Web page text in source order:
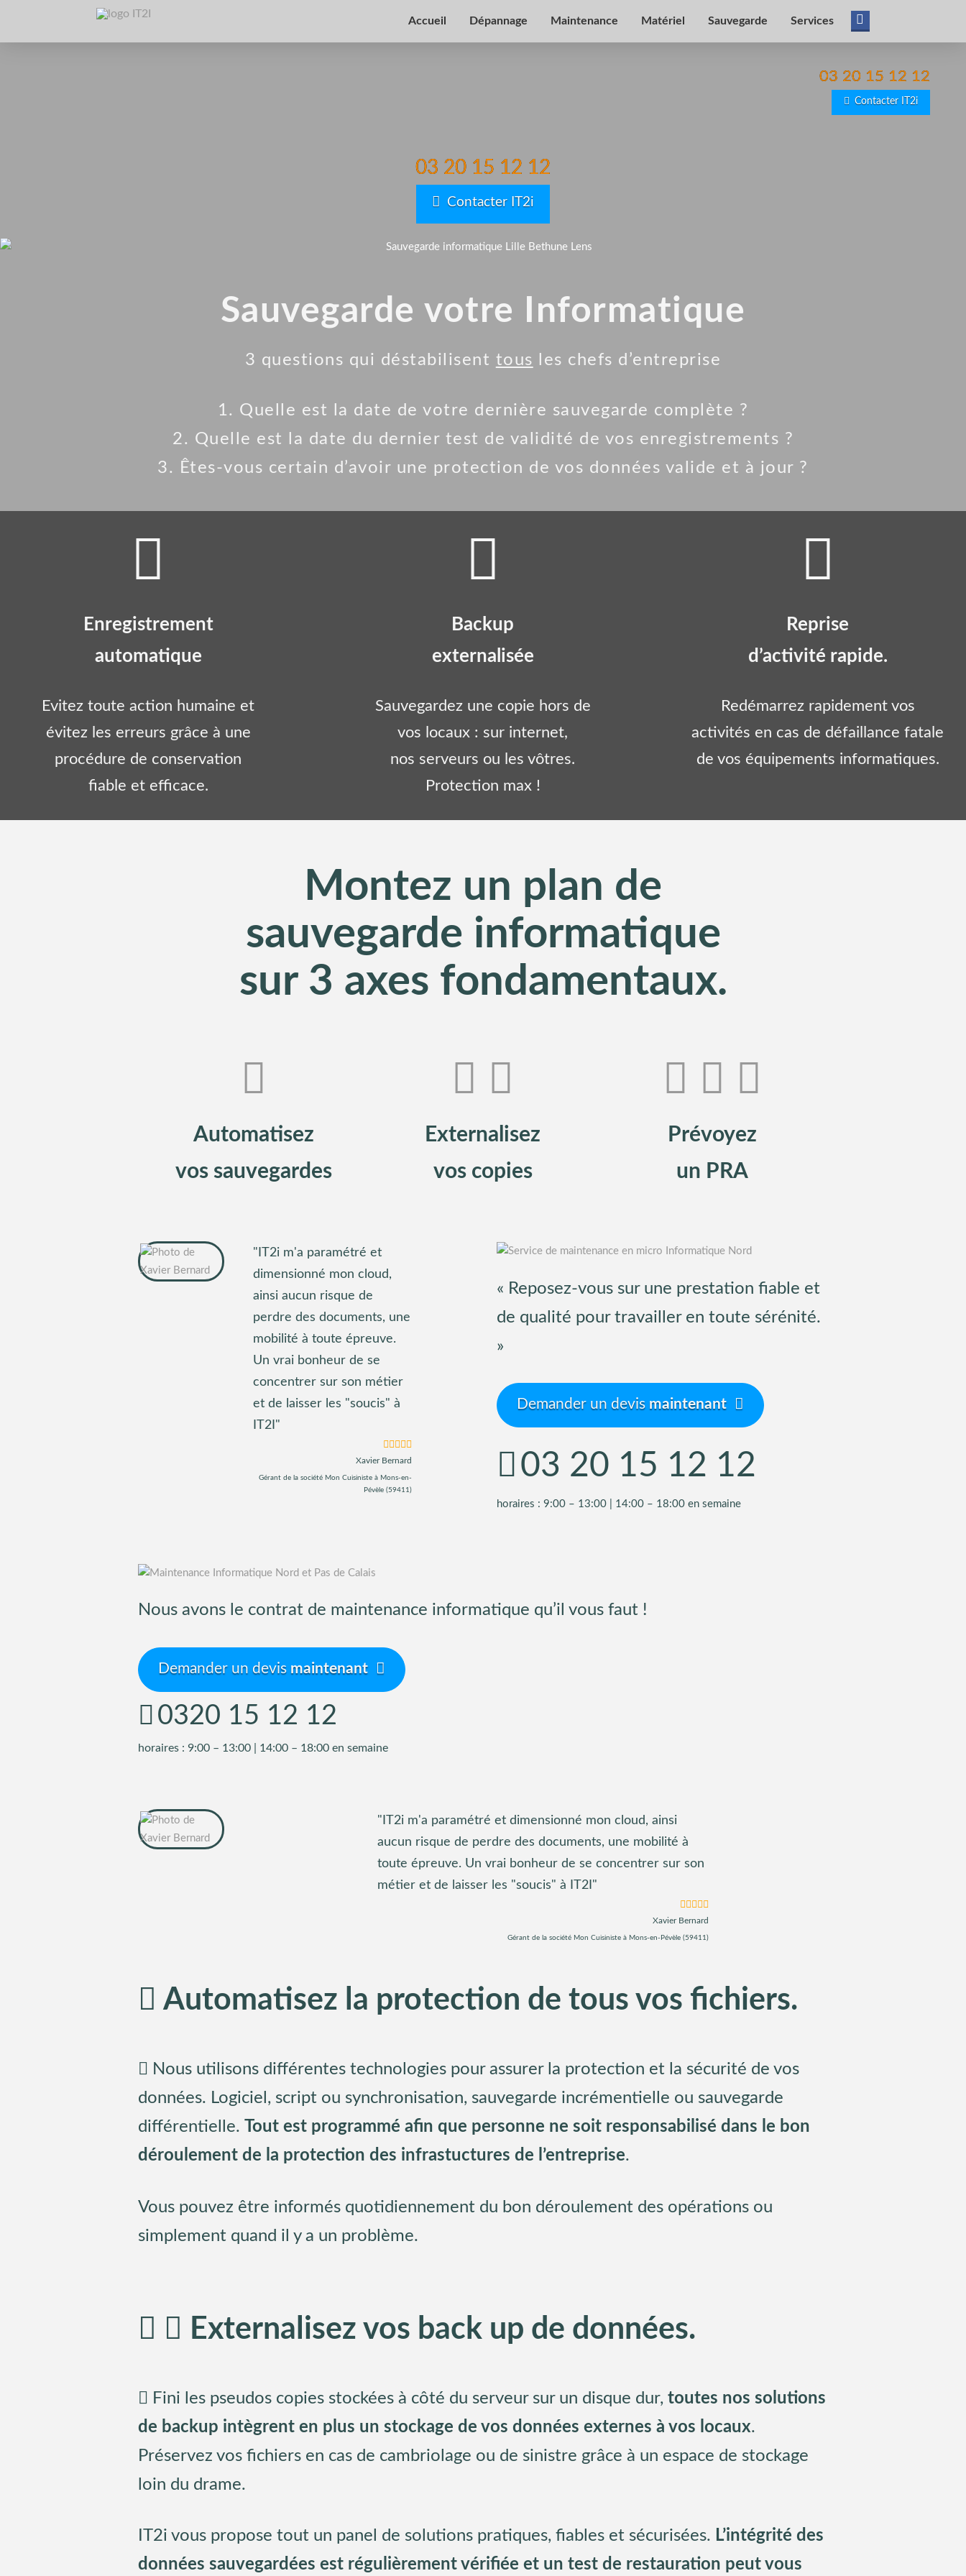
Accueil Dépannage Maintenance Matériel Sauvegarde Services
03 20 15 12 12
Contacter IT2i
03 20 15 12 12
Contacter IT2i
Sauvegarde votre Informatique
3 questions qui déstabilisent tous les chefs d’entreprise
1. Quelle est la date de votre dernière sauvegarde complète ?
2. Quelle est la date du dernier test de validité de vos enregistrements ?
3. Êtes-vous certain d’avoir une protection de vos données valide et à jour ?
Enregistrement
automatique
Evitez toute action humaine et
évitez les erreurs grâce à une
procédure de conservation
fiable et efficace.
Backup
externalisée
Sauvegardez une copie hors de
vos locaux : sur internet,
nos serveurs ou les vôtres.
Protection max !
Reprise
d’activité rapide.
Redémarrez rapidement vos
activités en cas de défaillance fatale
de vos équipements informatiques.
Montez un plan de
sauvegarde informatique
sur 3 axes fondamentaux.
Automatisez
vos sauvegardes
Externalisez
vos copies
Prévoyez
un PRA
"IT2i m'a paramétré et
dimensionné mon cloud,
ainsi aucun risque de
perdre des documents, une
mobilité à toute épreuve.
Un vrai bonheur de se
concentrer sur son métier
et de laisser les "soucis" à
IT2I"
Xavier Bernard
Gérant de la société Mon Cuisinisteà Mons-en-
Pévèle (59411)
« Reposez-vous sur une prestation fiable et
de qualité pour travailler en toute sérénité.
»
Demander un devis maintenant
03 20 15 12 12
horaires : 9:00 – 13:00 | 14:00 – 18:00 en semaine
Nous avons le contrat de maintenance informatique qu’il vous faut !
Demander un devis maintenant
0320 15 12 12
horaires : 9:00 – 13:00 | 14:00 – 18:00 en semaine
"IT2i m'a paramétré et dimensionné mon cloud, ainsi
aucun risque de perdre des documents, une mobilité à
toute épreuve. Un vrai bonheur de se concentrer sur son
métier et de laisser les "soucis" à IT2I"
Xavier Bernard
Gérant de la société Mon Cuisinisteà Mons-en-Pévèle (59411)
Automatisez la protection de tous vos fichiers.
Nous utilisons différentes technologies pour assurer la protection et la sécurité de vos
données. Logiciel, script ou synchronisation, sauvegarde incrémentielle ou sauvegarde
différentielle. Tout est programmé afin que personne ne soit responsabilisé dans le bon
déroulement de la protection des infrastuctures de l’entreprise.
Vous pouvez être informés quotidiennement du bon déroulement des opérations ou
simplement quand il y a un problème.
Externalisez vos back up de données.
Fini les pseudos copies stockées à côté du serveur sur un disque dur, toutes nos solutions
de backup intègrent en plus un stockage de vos données externes à vos locaux.
Préservez vos fichiers en cas de cambriolage ou de sinistre grâce à un espace de stockage
loin du drame.
IT2i vous propose tout un panel de solutions pratiques, fiables et sécurisées. L’intégrité des
données sauvegardées est régulièrement vérifiée et un test de restauration peut vous